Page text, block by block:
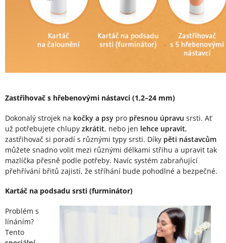
Zastřihovač s hřebenovými nástavci (1,2–24 mm)
Dokonalý strojek na kočky a psy pro přesnou úpravu srsti. Ať
už potřebujete chlupy zkrátit, nebo jen lehce upravit,
zastřihovač si poradí s různými typy srsti. Díky pěti nástavcům
můžete snadno volit mezi různými délkami střihu a upravit tak
mazlíčka přesně podle potřeby. Navíc systém zabraňující
přehřívání břitů zajistí, že stříhání bude pohodlné a bezpečné.
Kartáč na podsadu srsti (furminátor)
Problém s
línáním?
Tento